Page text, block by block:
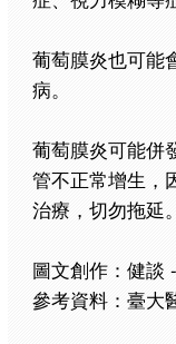
葡萄膜炎也可能
病。
葡萄膜炎可能併
管不正常增生，
治療，切勿拖延。
圖文創作：健談
參考資料：臺大